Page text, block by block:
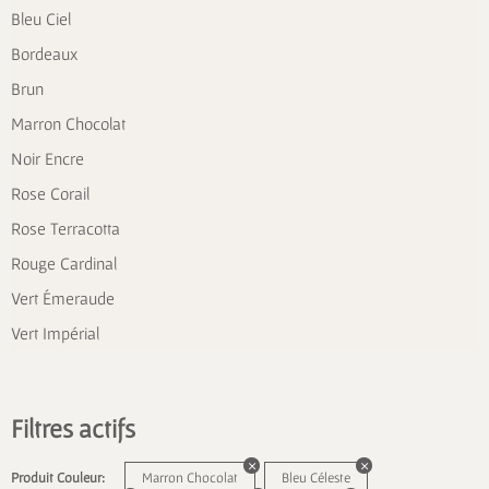
Bleu Ciel
Bordeaux
Brun
Marron Chocolat
Noir Encre
Rose Corail
Rose Terracotta
Rouge Cardinal
Vert Émeraude
Vert Impérial
Filtres actifs
Produit Couleur: Marron Chocolat
Bleu Céleste